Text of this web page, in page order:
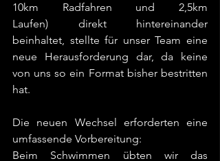
10km Radfahren und 2,5km
Laufen) direkt hintereinander
beinhaltet, stellte für unser Team eine
neue Herausforderung dar, da keine
von uns so ein Format bisher bestritten
hat.
Die neuen Wechsel erforderten eine
umfassende Vorbereitung:
Beim Schwimmen übten wir das